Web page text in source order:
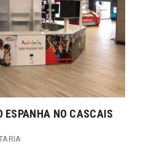
ESPANHA NO CASCAIS